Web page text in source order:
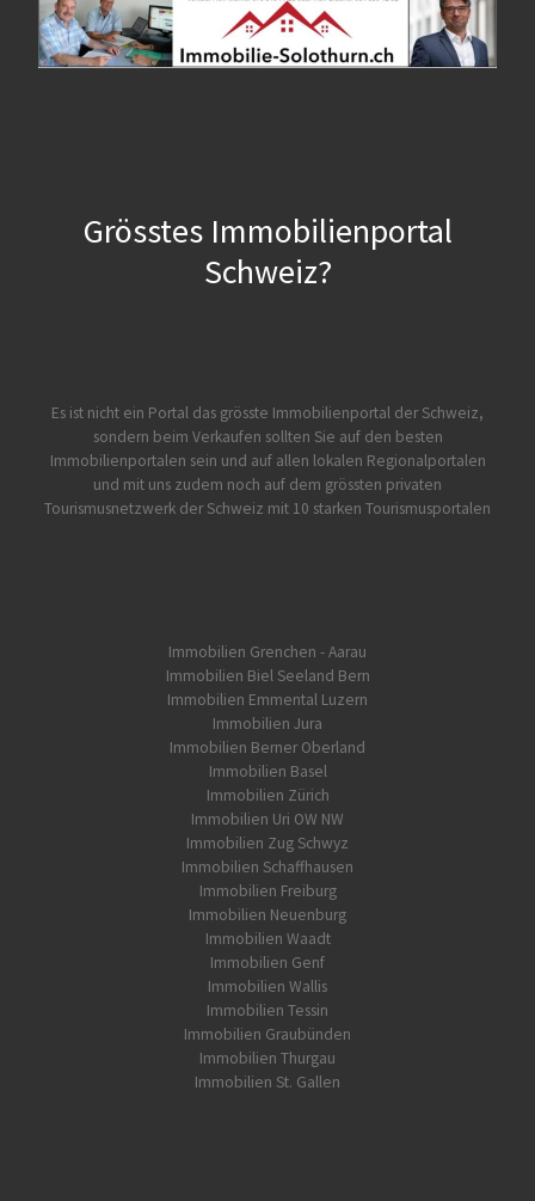
Grösstes Immobilienportal
Schweiz?
Es ist nicht ein Portal das grösste Immobilienportal der Schweiz,
sondern beim Verkaufen sollten Sie auf den besten
Immobilienportalen sein und auf allen lokalen Regionalportalen
und mit uns zudem noch auf dem grössten privaten
Tourismusnetzwerk der Schweiz mit 10 starken Tourismusportalen
Immobilien Grenchen - Aarau
Immobilien Biel Seeland Bern
Immobilien Emmental Luzern
Immobilien Jura
Immobilien Berner Oberland
Immobilien Basel
Immobilien Zürich
Immobilien Uri OW NW
Immobilien Zug Schwyz
Immobilien Schaffhausen
Immobilien Freiburg
Immobilien Neuenburg
Immobilien Waadt
Immobilien Genf
Immobilien Wallis
Immobilien Tessin
Immobilien Graubünden
Immobilien Thurgau
Immobilien St. Gallen